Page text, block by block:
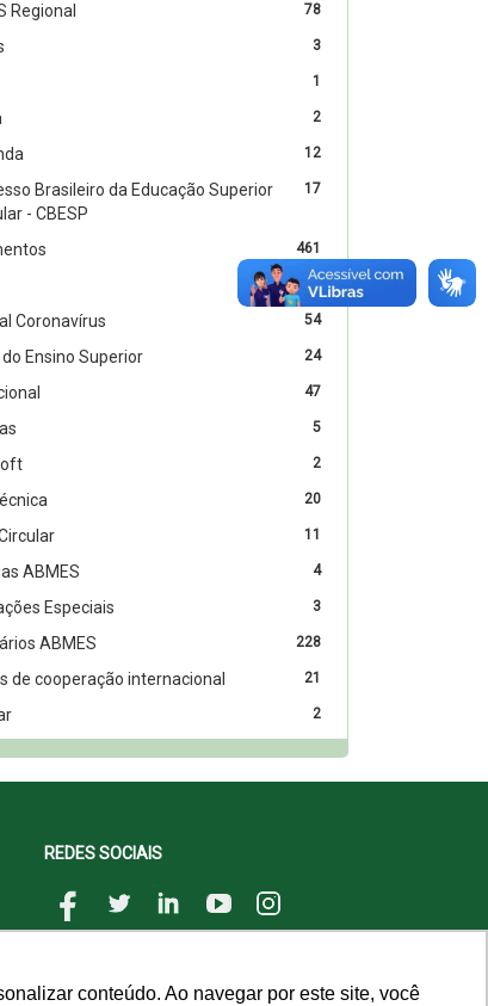
conteúdo. Ao navegar por este site, você
78
Regional
3
1
2
12
17
Brasileiro da Educação Superior
- CBESP
461
4
54
Coronavírus
24
do Ensino Superior
47
5
2
20
11
4
ABMES
3
Especiais
228
ABMES
21
de cooperação internacional
2
REDES SOCIAIS